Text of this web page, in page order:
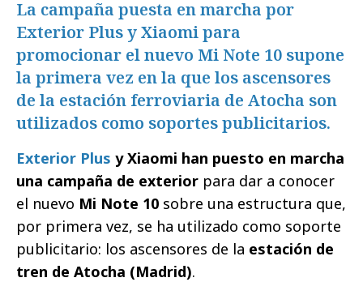
La campaña puesta en marcha por
Exterior Plus y Xiaomi para
promocionar el nuevo Mi Note 10 supone
la primera vez en la que los ascensores
de la estación ferroviaria de Atocha son
utilizados como soportes publicitarios.
Exterior Plus y Xiaomi han puesto en marcha
una campaña de exterior para dar a conocer
el nuevo Mi Note 10 sobre una estructura que,
por primera vez, se ha utilizado como soporte
publicitario: los ascensores de la estación de
tren de Atocha (Madrid).